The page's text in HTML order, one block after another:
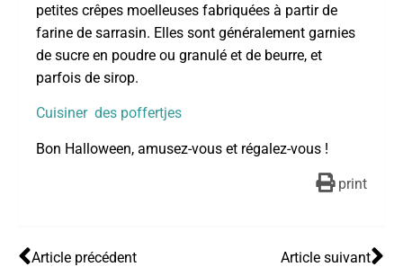
petites crêpes moelleuses fabriquées à partir de
farine de sarrasin. Elles sont généralement garnies
de sucre en poudre ou granulé et de beurre, et
parfois de sirop.
Cuisiner des poffertjes
Bon Halloween, amusez-vous et régalez-vous !
print
Article précédent Article suivant